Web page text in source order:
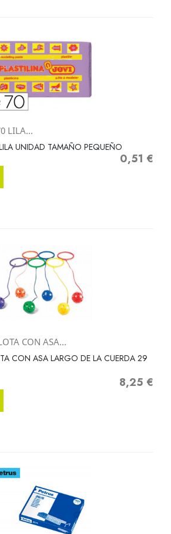
LILA...
UNIDAD TAMAÑO PEQUEÑO
Precio
0,51 €
CON ASA...
CON ASA LARGO DE LA CUERDA 29
Precio
8,25 €